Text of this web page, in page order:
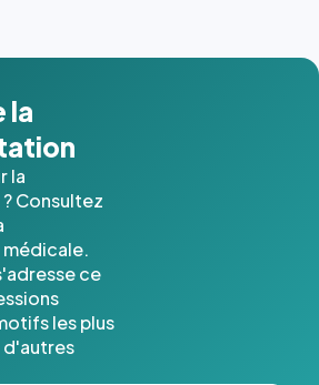
la
la
Consultez
ce
les plus
d'autres